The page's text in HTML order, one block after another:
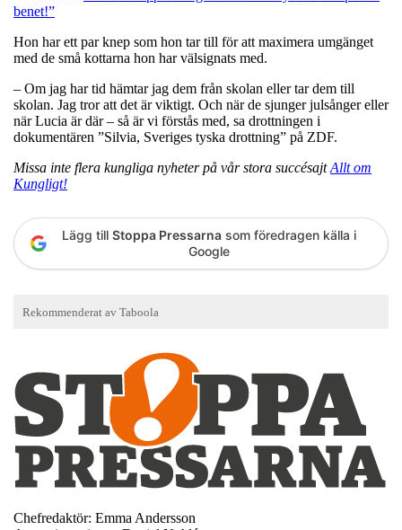
benet!”
Hon har ett par knep som hon tar till för att maximera umgänget
med de små kottarna hon har välsignats med.
– Om jag har tid hämtar jag dem från skolan eller tar dem till
skolan. Jag tror att det är viktigt. Och när de sjunger julsånger eller
när Lucia är där – så är vi förstås med, sa drottningen i
dokumentären ”Silvia, Sveriges tyska drottning” på ZDF.
Missa inte flera kungliga nyheter på vår stora succésajtAllt om
Kungligt!
Lägg till Stoppa Pressarna som föredragen källa i
Google
Chefredaktör: Emma Andersson